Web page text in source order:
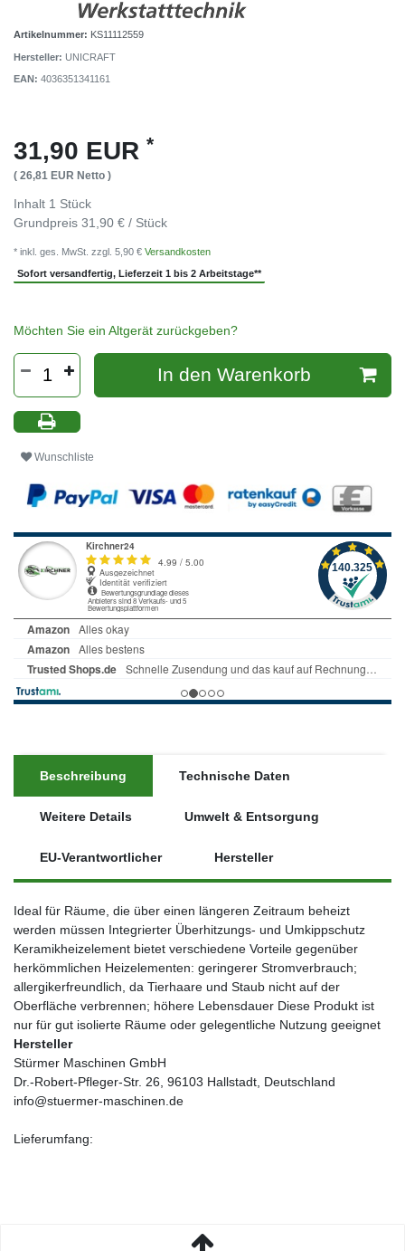
Artikelnummer: KS11112559
Hersteller: UNICRAFT
EAN: 4036351341161
31,90 EUR *
( 26,81 EUR Netto )
Inhalt 1 Stück
Grundpreis 31,90 € / Stück
* inkl. ges. MwSt. zzgl. 5,90 € Versandkosten
Sofort versandfertig, Lieferzeit 1 bis 2 Arbeitstage**
Möchten Sie ein Altgerät zurückgeben?
In den Warenkorb
Wunschliste
Beschreibung Technische Daten
Weitere Details Umwelt & Entsorgung
EU-Verantwortlicher Hersteller
Ideal für Räume, die über einen längeren Zeitraum beheizt
werden müssen Integrierter Überhitzungs- und Umkippschutz
Keramikheizelement bietet verschiedene Vorteile gegenüber
herkömmlichen Heizelementen: geringerer Stromverbrauch;
allergikerfreundlich, da Tierhaare und Staub nicht auf der
Oberfläche verbrennen; höhere Lebensdauer Diese Produkt ist
nur für gut isolierte Räume oder gelegentliche Nutzung geeignet
Hersteller
Stürmer Maschinen GmbH
Dr.-Robert-Pfleger-Str. 26, 96103 Hallstadt, Deutschland
info@stuermer-maschinen.de
Lieferumfang: